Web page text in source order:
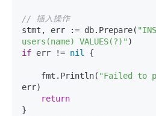
// 插入操作
stmt, err := db.Prepare(
users(name) VALUES(?)"
if err != nil {
    fmt.Println(
"Failed to
err)
return